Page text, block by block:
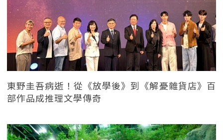
東野圭吾病逝！從《放學後》到《解憂雜貨店》百
部作品成推理文學傳奇